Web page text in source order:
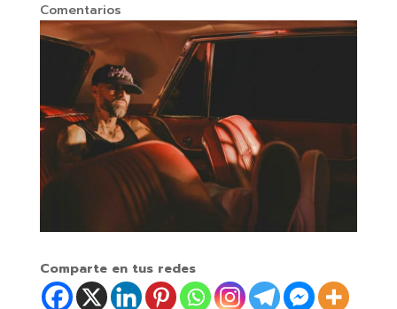
Comentarios
Comparte en tus redes